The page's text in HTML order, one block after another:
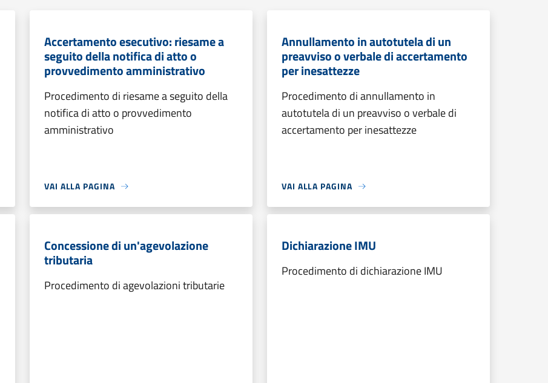
Accertamento esecutivo: riesame a
seguito della notifica di atto o
provvedimento amministrativo
Procedimento di riesame a seguito della
notifica di atto o provvedimento
amministrativo
VAI ALLA PAGINA
Annullamento in autotutela di un
preavviso o verbale di accertamento
per inesattezze
Procedimento di annullamento in
autotutela di un preavviso o verbale di
accertamento per inesattezze
VAI ALLA PAGINA
Concessione di un'agevolazione
tributaria
Procedimento di agevolazioni tributarie
Dichiarazione IMU
Procedimento di dichiarazione IMU